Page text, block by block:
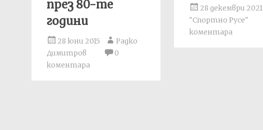
през 80-те
години
28 юни 2015
Радко
Димитров
0
коментара
28 декември 2021
"Спортно Русе"
коментара